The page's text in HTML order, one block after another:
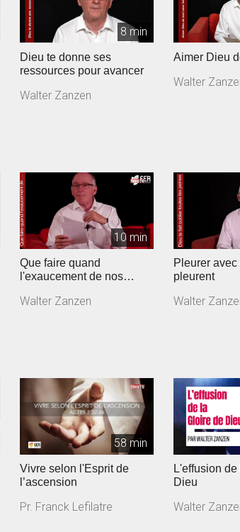
8 min
Dieu te donne ses
ressources pour avancer
Walter Zanzen
Aimer Dieu
Walter
10 min
Que faire quand
l'exaucement de nos
Walter Zanzen
Pleurer
pleurent
Walter
58 min
Vivre selon l'Esprit de
l’ascension
Pr. Franck Lefilatre
L'effusion
Dieu
Walter